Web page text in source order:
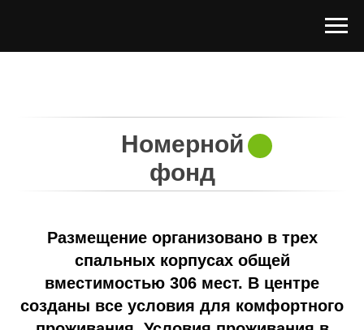
Номерной
фонд
Размещение организовано в трех
спальных корпусах общей
вместимостью 306 мест. В центре
созданы все условия для комфортного